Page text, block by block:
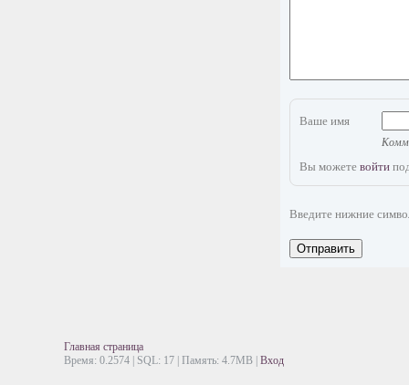
Ваше имя
Вы можете войти
Введите нижние
Отправить
Главная страница
Время: 0.2574 | SQL: 17 | Память: 4.7MB Вход